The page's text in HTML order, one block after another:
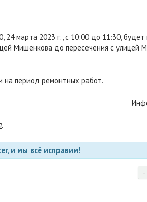
24 марта 2023 г., с 10:00 до 11:30, будет
Мишенкова до пересечения с улицей
на период ремонтных работ.
.
и мы всё исправим!
-